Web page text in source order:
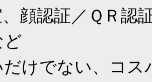
顔認証／ＱＲ認
ど
けでない、コ